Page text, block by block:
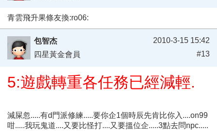
青雲飛升果條友換:ro06:
包智杰
四星黃金會員
2010-3-15 15:42
#13
5:遊戲轉重各任務已經減輕.
減屎忽.....有d門派修練.....要你企1個時辰先肯比你入....on99
咁.....我玩鬼道....又要比怪打....又要搵位企.....3點去問npc.....